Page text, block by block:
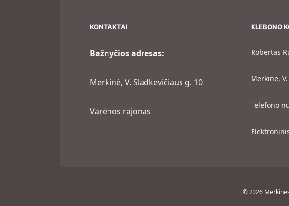
KONTAKTAI
Bažnyčios adresas:
Merkinė, V. Sladkevičiaus g. 10
Varėnos rajonas
KLEBONO
Robertas
Merkinė,
Telefono
© 2026